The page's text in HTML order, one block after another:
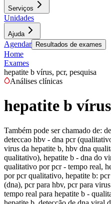
Serviços
Unidades
Ajuda
Agendar Resultados de exames
Home
Exames
hepatite b vírus, pcr, pesquisa
Análises clínicas
hepatite b
Também pode ser chamado de:
deteccao hbv - dna pcr
virus da hepatite b, hbv dna
qualitativo), hepatite b - dna do
qualitativo por pcr - tempo real,
por pcr qualitativo, hepatite b:
(dna), pcr para hbv, pcr para
tempo real para hepatite b -